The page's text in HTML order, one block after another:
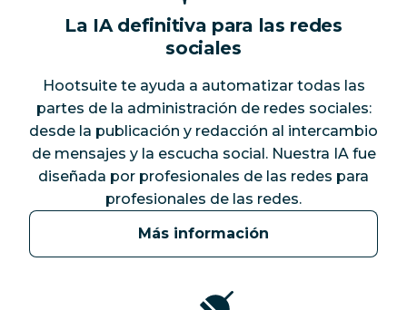
La IA definitiva para las redes
sociales
Hootsuite te ayuda a automatizar todas las
partes de la administración de redes sociales:
desde la publicación y redacción al intercambio
de mensajes y la escucha social. Nuestra IA fue
diseñada por profesionales de las redes para
profesionales de las redes.
Más información